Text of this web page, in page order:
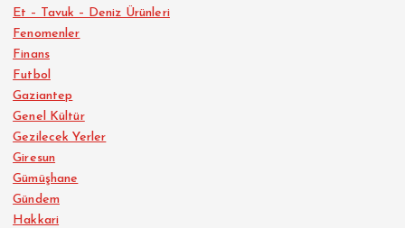
Et – Tavuk – Deniz Ürünleri
Fenomenler
Finans
Futbol
Gaziantep
Genel Kültür
Gezilecek Yerler
Giresun
Gümüşhane
Gündem
Hakkari